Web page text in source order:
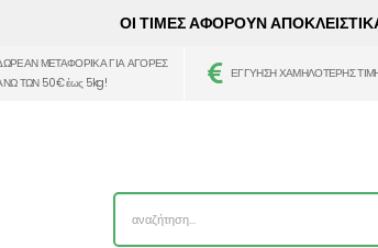
ΟΙ ΤΙΜΕΣ ΑΦΟΡΟΥΝ
ΜΕΤΑΦΟΡΙΚΑ ΓΙΑ ΑΓΟΡΕΣ
ΤΩΝ 50€ έως 5kg!
ΕΓΓΥΗΣΗ ΧΑΜΗΛΟΤΕΡΗΣ